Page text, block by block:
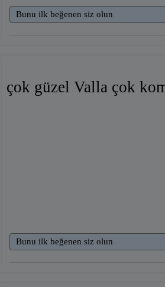
Bunu ilk beğenen siz olun
çok güzel Valla çok
Bunu ilk beğenen siz olun